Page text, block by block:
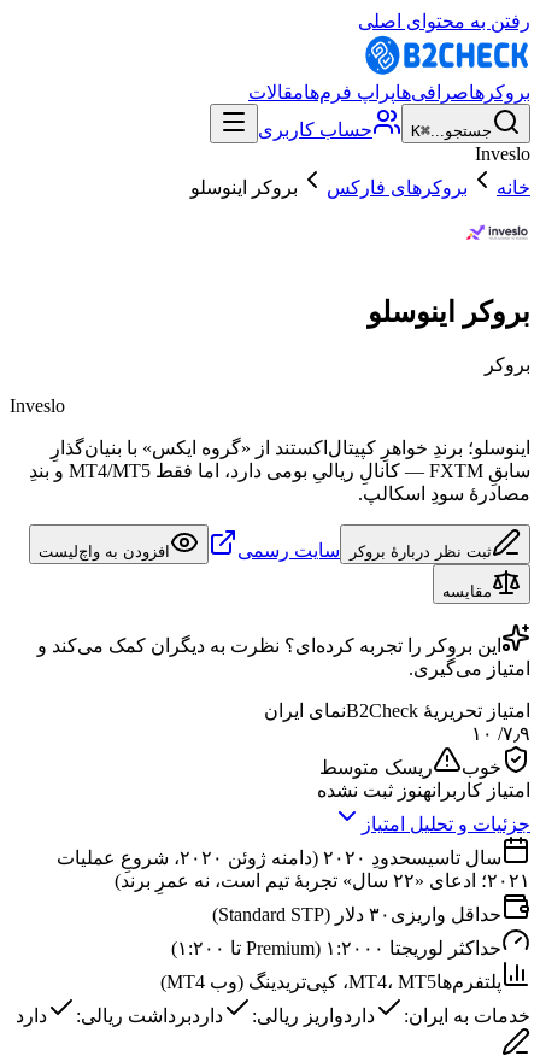
رفتن به محتوای اصلی
بروکرهاصرافی‌هاپراپ فرم‌هامقالات
جستجو...⌘K
حساب کاربری
Inveslo
خانه
بروکرهای فارکس بروکر اینوسلو
بروکر اینوسلو
بروکر
Inveslo
اینوسلو؛ برندِ خواهرِ کپیتال‌اکستند از «گروه ایکس» با بنیان‌گذارِ
سابقِ FXTM — کانالِ ریالیِ بومی دارد، اما فقط MT4/MT5 و بندِ
مصادرهٔ سودِ اسکالپ.
ثبت نظر دربارهٔ بروکر سایت رسمی افزودن به واچ‌لیست
مقایسه
این بروکر را تجربه کرده‌ای؟ نظرت به دیگران کمک می‌کند و
امتیاز می‌گیری.
امتیاز تحریریهٔ B2Check
نمای ایران
۷٫۹/ ۱۰
خوب
ریسک متوسط
امتیاز کاربرانهنوز ثبت نشده
جزئیات و تحلیل امتیاز
سال تاسیس
حدودِ ۲۰۲۰ (دامنه ژوئن ۲۰۲۰، شروعِ عملیات
۲۰۲۱؛ ادعای «۲۲ سال» تجربهٔ تیم است، نه عمرِ برند)
حداقل واریزی ۳۰ دلار (Standard STP)
حداکثر لوریجتا ۱:۲۰۰۰ (Premium تا ۱:۲۰۰)
پلتفرم‌هاMT4، MT5، کپی‌تریدینگ (وب MT4)
خدمات به ایران:
داردواریز ریالی: داردبرداشت ریالی: دارد